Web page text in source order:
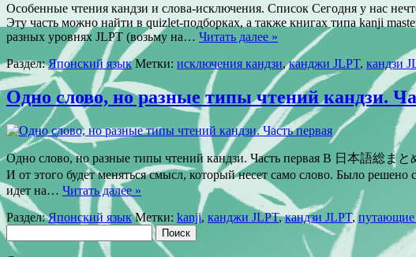
Особенные чтения кандзи и слова-исключения. Список Cегодня у нас
Эту часть можно найти в quizlet-подборках, а также книгах типа kanji
разных уровнях JLPT (возьму на… Читать далее »
Раздел:Японский язык Метки: исключения кандзи,канджи JLPT, кандзи
Одно слово, но разные типы чтений кандзи.
Одно слово, но разные типы чтений кандзи. Часть первая В 日本語総ま
И от этого будет меняться смысл, который несет само слово. Было
идет на… Читать далее »
Раздел:Японский язык Метки: kanji, канджи JLPT,кандзи JLPT,путающие